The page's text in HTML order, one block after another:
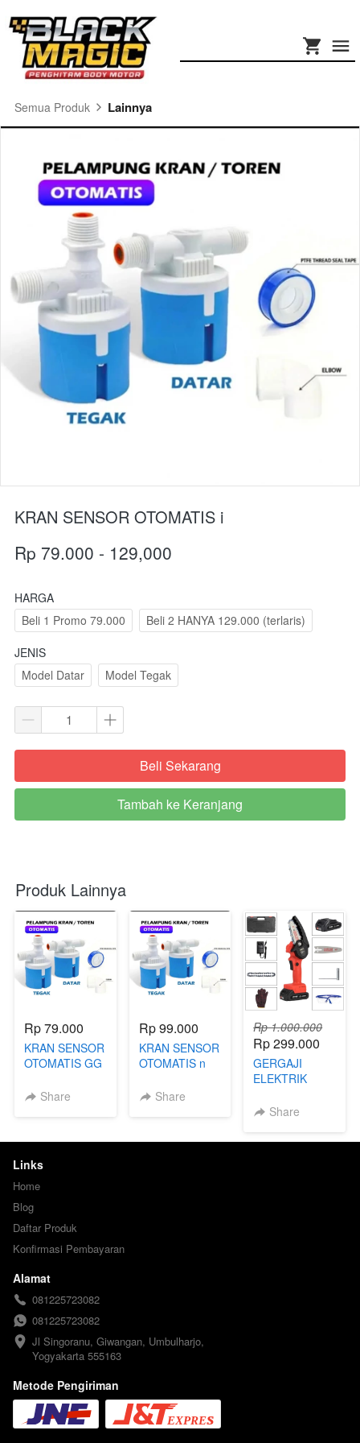
Semua Produk Lainnya
KRAN SENSOR OTOMATIS i
Rp 79.000 - 129,000
HARGA
Beli 1 Promo 79.000
Beli 2 HANYA 129.000 (terlaris)
JENIS
Model Datar
Model Tegak
`Beli Sekarang
`
Tambah ke Keranjang
Produk Lainnya
Rp 79.000
KRAN SENSOR
OTOMATIS GG
Share
Rp 99.000
KRAN SENSOR
OTOMATIS n
Share
Rp 1.000.000
Rp 299.000
GERGAJI
ELEKTRIK
Share
Links
Home
Blog
Daftar Produk
Konfirmasi Pembayaran
Alamat
081225723082
081225723082
Jl Singoranu, Giwangan, Umbulharjo,
Yogyakarta 555163
Metode Pengiriman